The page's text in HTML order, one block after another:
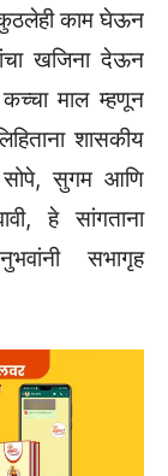
काम घेऊन
खजिना देऊन
माल म्हणून
शासकीय
सोपे, सुगम आणि
हे सांगताना
सभागृह